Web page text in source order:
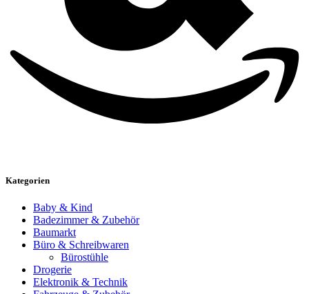
Kategorien
Baby & Kind
Badezimmer & Zubehör
Baumarkt
Büro & Schreibwaren
Bürostühle
Drogerie
Elektronik & Technik